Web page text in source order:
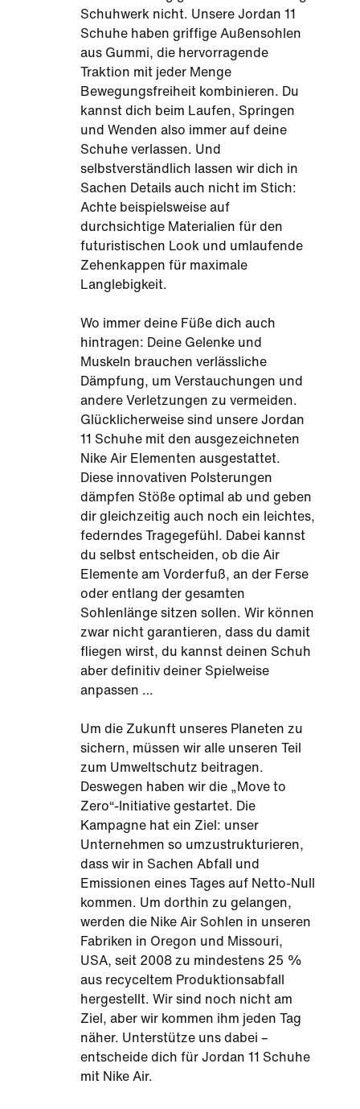
Schuhwerk nicht. Unsere Jordan 11
Schuhe haben griffige Außensohlen
aus Gummi, die hervorragende
Traktion mit jeder Menge
Bewegungsfreiheit kombinieren. Du
kannst dich beim Laufen, Springen
und Wenden also immer auf deine
Schuhe verlassen. Und
selbstverständlich lassen wir dich in
Sachen Details auch nicht im Stich:
Achte beispielsweise auf
durchsichtige Materialien für den
futuristischen Look und umlaufende
Zehenkappen für maximale
Langlebigkeit.
Wo immer deine Füße dich auch
hintragen: Deine Gelenke und
Muskeln brauchen verlässliche
Dämpfung, um Verstauchungen und
andere Verletzungen zu vermeiden.
Glücklicherweise sind unsere Jordan
11 Schuhe mit den ausgezeichneten
Nike Air Elementen ausgestattet.
Diese innovativen Polsterungen
dämpfen Stöße optimal ab und geben
dir gleichzeitig auch noch ein leichtes,
federndes Tragegefühl. Dabei kannst
du selbst entscheiden, ob die Air
Elemente am Vorderfuß, an der Ferse
oder entlang der gesamten
Sohlenlänge sitzen sollen. Wir können
zwar nicht garantieren, dass du damit
fliegen wirst, du kannst deinen Schuh
aber definitiv deiner Spielweise
anpassen …
Um die Zukunft unseres Planeten zu
sichern, müssen wir alle unseren Teil
zum Umweltschutz beitragen.
Deswegen haben wir die „Move to
Zero“-Initiative gestartet. Die
Kampagne hat ein Ziel: unser
Unternehmen so umzustrukturieren,
dass wir in Sachen Abfall und
Emissionen eines Tages auf Netto-Null
kommen. Um dorthin zu gelangen,
werden die Nike Air Sohlen in unseren
Fabriken in Oregon und Missouri,
USA, seit 2008 zu mindestens 25 %
aus recyceltem Produktionsabfall
hergestellt. Wir sind noch nicht am
Ziel, aber wir kommen ihm jeden Tag
näher. Unterstütze uns dabei –
entscheide dich für Jordan 11 Schuhe
mit Nike Air.